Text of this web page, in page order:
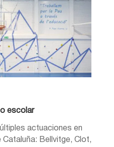
escolar
actuaciones en
Cataluña: Bellvitge, Clot,